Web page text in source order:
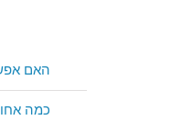
האם
כמה